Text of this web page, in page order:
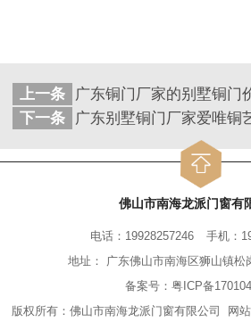
上一条
广东铜门厂家的别墅铜门
下一条
广东别墅铜门厂家爱唯铜
佛山市南海龙派门窗有
电话：19928257246
手机：
地址： 广东佛山市南海区狮山镇松
备案号： 粤ICP备
版权所有：佛山市南海龙派门窗有限公司
网